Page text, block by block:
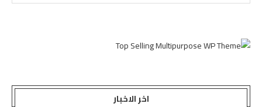
اخر الاخبار